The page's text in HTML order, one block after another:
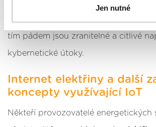
postupy a použitím, pak klikněte na
a pokračujte dál na naše stránky. Váš
uchováváme maximálně po dobu 12
ve svém nastavení.
Jen nutné
tím pádem jsou zranitelné a citlivé
kybernetické útoky.
Internet elektřiny a další
koncepty využívající IoT
Někteří provozovatelé energetických